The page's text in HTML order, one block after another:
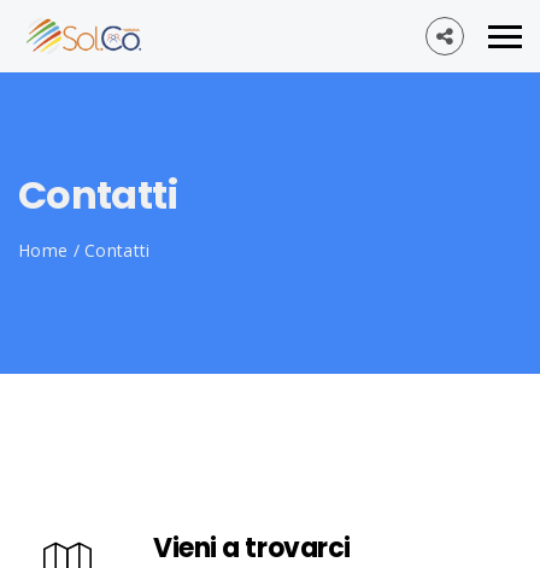
Contatti
Home / Contatti
Vieni a trovarci